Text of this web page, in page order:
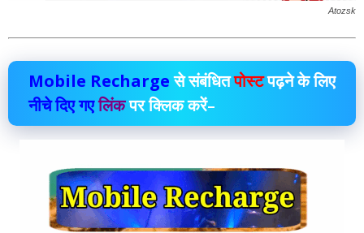
Atozsk
Mobile Rechargeसे संबंधितपोस्टपढ़ने के लिए
नीचे दिए गएलिंकपर क्लिक करें–